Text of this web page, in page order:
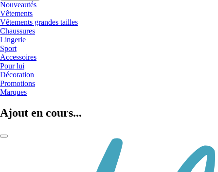
Nouveautés
Vêtements
Vêtements grandes tailles
Chaussures
Lingerie
Sport
Accessoires
Pour lui
Décoration
Promotions
Marques
Ajout en cours...